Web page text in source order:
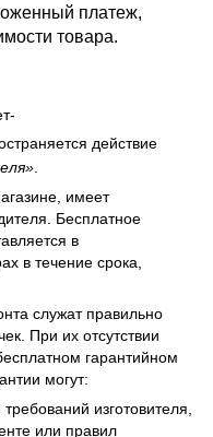
платеж,
товара.
действие
имеет
Бесплатное
в
в течение срока,
служат правильно
При их отсутствии
гарантийном
могут:
изготовителя,
или правил